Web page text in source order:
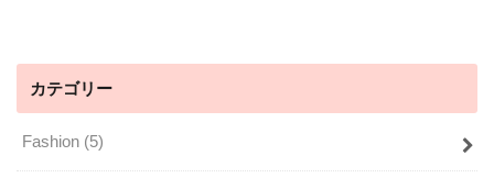
カテゴリー
Fashion (5)